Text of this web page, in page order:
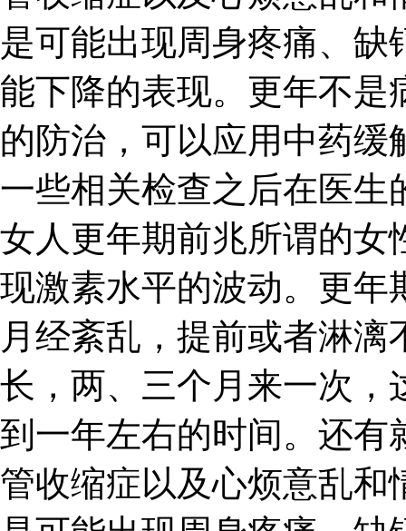
是可能出现周身疼痛、
能下降的表现。更年不是
的防治，可以应用中药
一些相关检查之后在医生
女人更年期前兆所谓的女
现激素水平的波动。更年
月经紊乱，提前或者淋
长，两、三个月来一次，
到一年左右的时间。还有
管收缩症以及心烦意乱和